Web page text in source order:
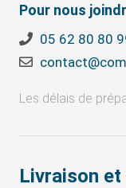
Pour nous
05 62 80 80
Les délais de
Livraison